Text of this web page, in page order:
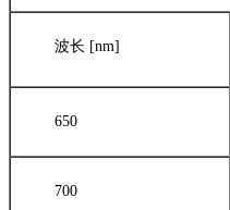
波长 [nm]
650
700